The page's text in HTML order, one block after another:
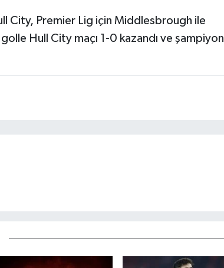
City, Premier Lig için Middlesbrough ile
Hull City maçı 1-0 kazandı ve şampiyon